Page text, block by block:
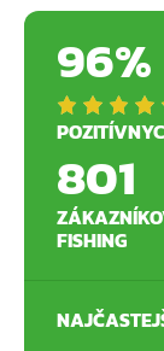
96%
801
FISHING